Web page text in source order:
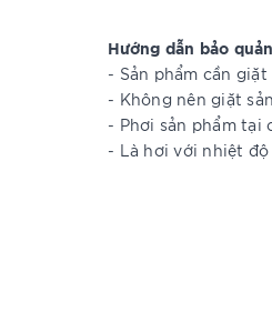
Hướng dẫn bảo quản
- Sản phẩm cần
- Không nên giặt
- Phơi sản phẩm tại
- Là hơi với nhiệt